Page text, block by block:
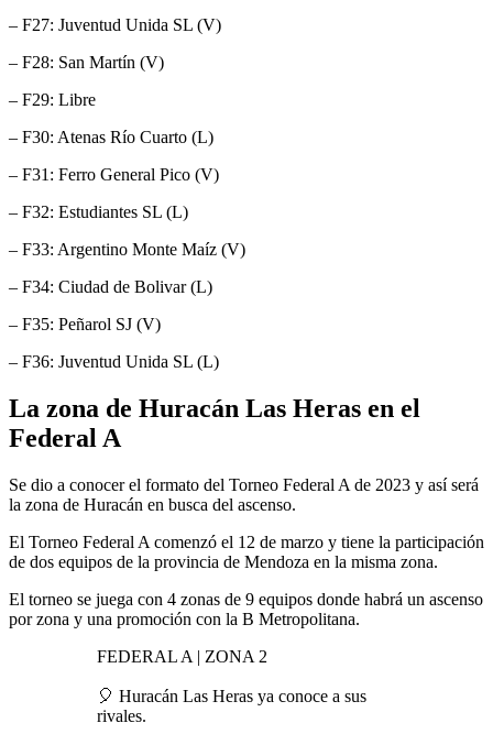
– F27: Juventud Unida SL (V)
– F28: San Martín (V)
– F29: Libre
– F30: Atenas Río Cuarto (L)
– F31: Ferro General Pico (V)
– F32: Estudiantes SL (L)
– F33: Argentino Monte Maíz (V)
– F34: Ciudad de Bolivar (L)
– F35: Peñarol SJ (V)
– F36: Juventud Unida SL (L)
La zona de Huracán Las Heras en el
Federal A
Se dio a conocer el formato del Torneo Federal A de 2023 y así será
la zona de Huracán en busca del ascenso.
El Torneo Federal A comenzó el 12 de marzo y tiene la participación
de dos equipos de la provincia de Mendoza en la misma zona.
El torneo se juega con 4 zonas de 9 equipos donde habrá un ascenso
por zona y una promoción con la B Metropolitana.
FEDERAL A | ZONA 2
🎈 Huracán Las Heras ya conoce a sus
rivales.